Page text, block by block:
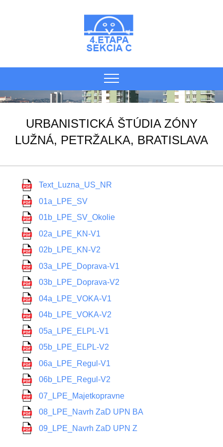
URBANISTICKÁ ŠTÚDIA ZÓNY
LUŽNÁ, PETRŽALKA, BRATISLAVA
Text_Luzna_US_NR
01a_LPE_SV
01b_LPE_SV_Okolie
02a_LPE_KN-V1
02b_LPE_KN-V2
03a_LPE_Doprava-V1
03b_LPE_Doprava-V2
04a_LPE_VOKA-V1
04b_LPE_VOKA-V2
05a_LPE_ELPL-V1
05b_LPE_ELPL-V2
06a_LPE_Regul-V1
06b_LPE_Regul-V2
07_LPE_Majetkopravne
08_LPE_Navrh ZaD UPN BA
09_LPE_Navrh ZaD UPN Z